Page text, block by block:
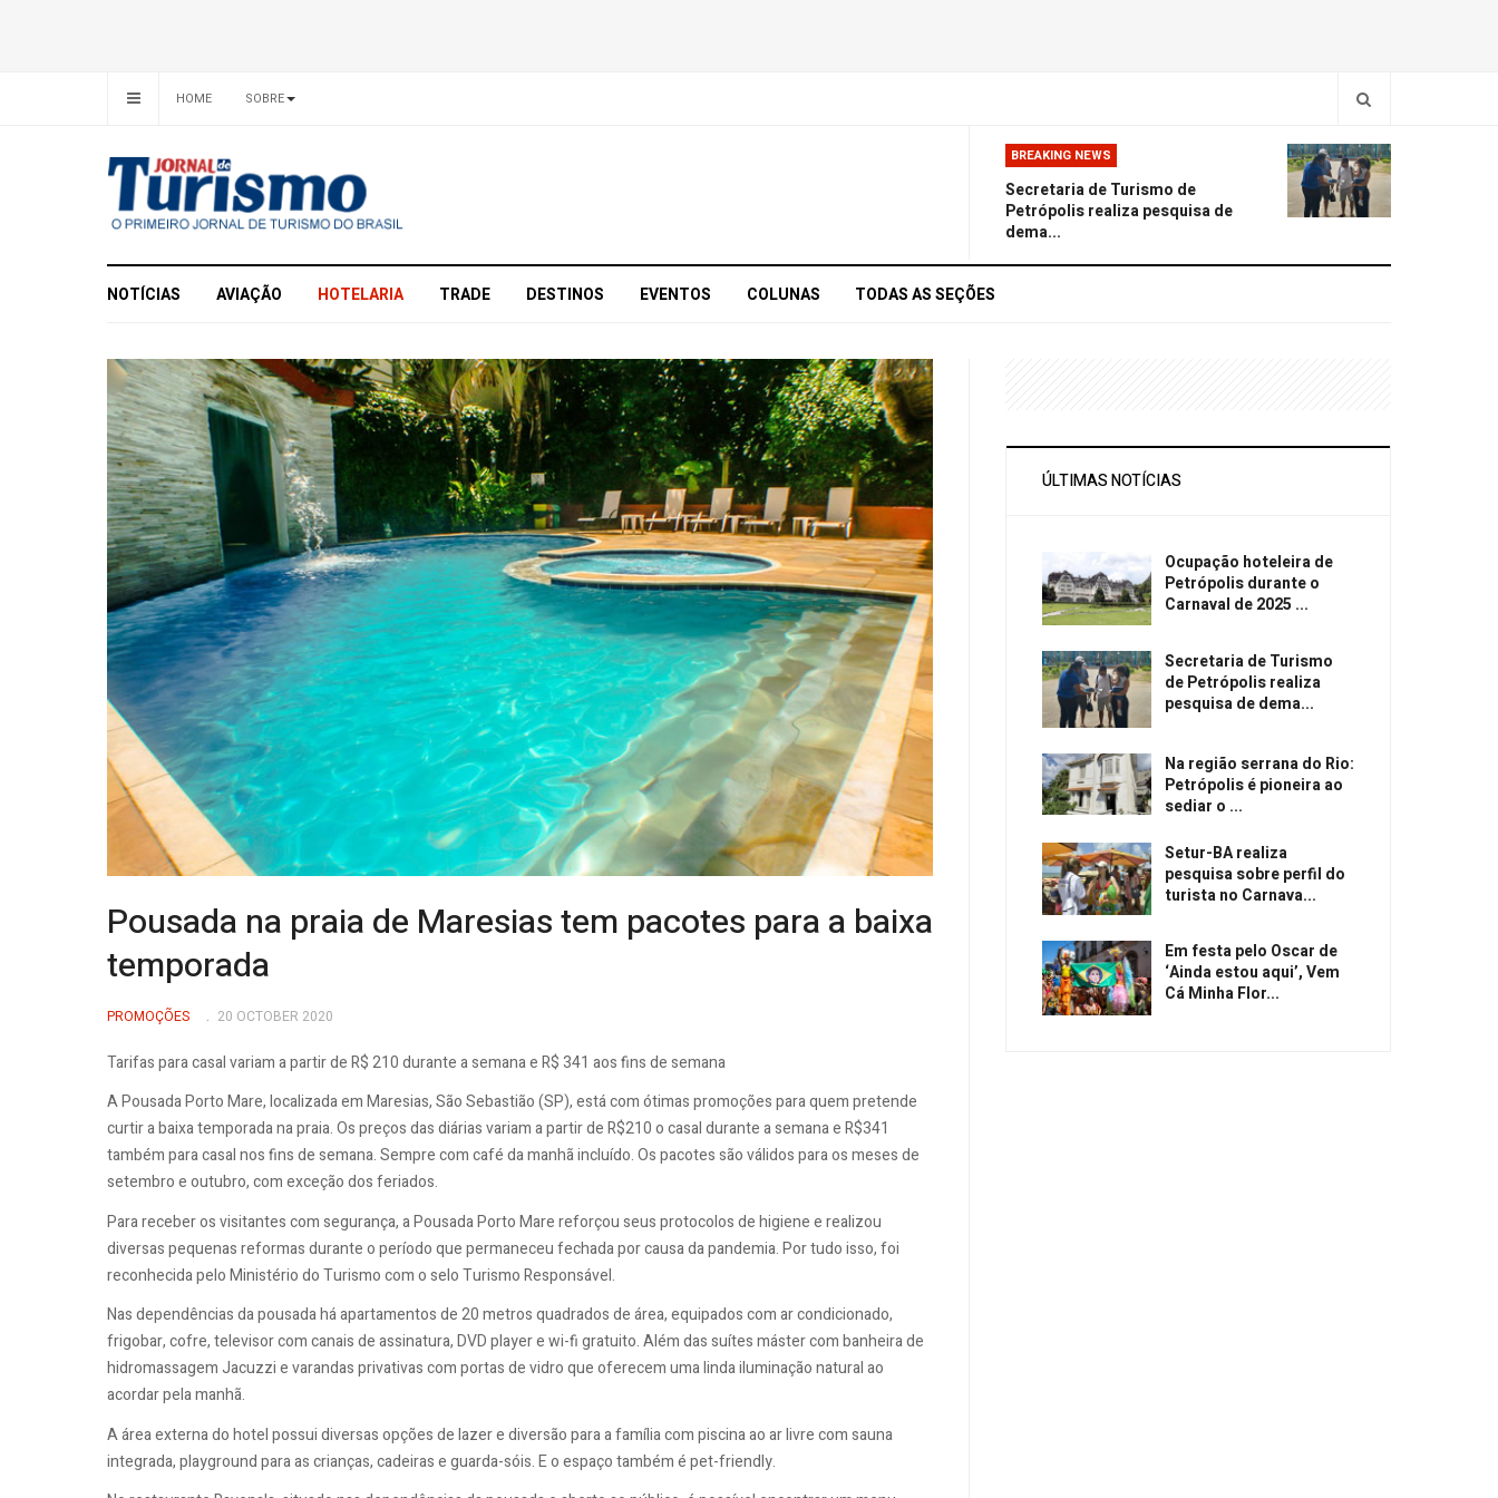
HOME SOBRE
BREAKING NEWS
Secretaria de Turismo de
Petrópolis realiza pesquisa de
dema...
NOTÍCIAS AVIAÇÃO HOTELARIA TRADE DESTINOS EVENTOS COLUNAS TODAS AS SEÇÕES
Pousada na praia de Maresias tem pacotes para a baixa
temporada
PROMOÇÕES 20 OCTOBER 2020
Tarifas para casal variam a partir de R$ 210 durante a semana e R$ 341 aos fins de semana
A Pousada Porto Mare, localizada em Maresias, São Sebastião (SP), está com ótimas promoções para quem pretende
curtir a baixa temporada na praia. Os preços das diárias variam a partir de R$210 o casal durante a semana e R$341
também para casal nos fins de semana. Sempre com café da manhã incluído. Os pacotes são válidos para os meses de
setembro e outubro, com exceção dos feriados.
Para receber os visitantes com segurança, a Pousada Porto Mare reforçou seus protocolos de higiene e realizou
diversas pequenas reformas durante o período que permaneceu fechada por causa da pandemia. Por tudo isso, foi
reconhecida pelo Ministério do Turismo com o selo Turismo Responsável.
Nas dependências da pousada há apartamentos de 20 metros quadrados de área, equipados com ar condicionado,
frigobar, cofre, televisor com canais de assinatura, DVD player e wi-fi gratuito. Além das suítes máster com banheira de
hidromassagem Jacuzzi e varandas privativas com portas de vidro que oferecem uma linda iluminação natural ao
acordar pela manhã.
A área externa do hotel possui diversas opções de lazer e diversão para a família com piscina ao ar livre com sauna
integrada, playground para as crianças, cadeiras e guarda-sóis. E o espaço também é pet-friendly.
ÚLTIMAS NOTÍCIAS
Ocupação hoteleira de
Petrópolis durante o
Carnaval de 2025 ...
Secretaria de Turismo
de Petrópolis realiza
pesquisa de dema...
Na região serrana do Rio:
Petrópolis é pioneira ao
sediar o ...
Setur-BA realiza
pesquisa sobre perfil do
turista no Carnava...
Em festa pelo Oscar de
‘Ainda estou aqui’, Vem
Cá Minha Flor...